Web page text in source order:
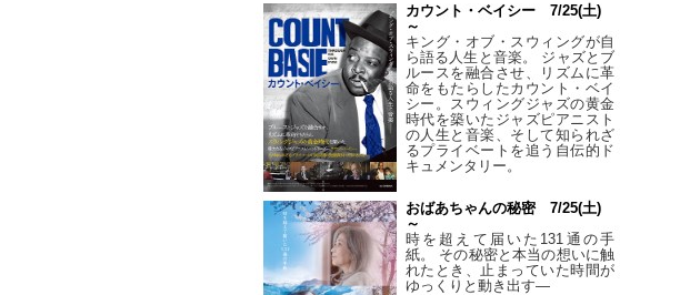
カウント・ベイシー 7/25(土)
～
キング・オブ・スウィングが自
ら語る人生と音楽。 ジャズとブ
ルースを融合させ、リズムに革
命をもたらしたカウント・ベイ
シー。スウィングジャズの黄金
時代を築いたジャズピアニスト
の人生と音楽、そして知られざ
るプライベートを追う自伝的ド
キュメンタリー。
おばあちゃんの秘密 7/25(土)
～
時を超えて届いた131通の手
紙。 その秘密と本当の想いに触
れたとき、止まっていた時間が
ゆっくりと動き出す―